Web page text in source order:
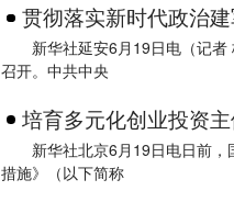
贯彻落实新时代政治
新华社延安6月19日电（记
召开。中共中央
培育多元化创业投资
新华社北京6月19日电日前
措施》（以下简称